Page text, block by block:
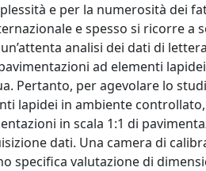
e per la numerosità dei
e spesso si ricorre
analisi dei dati di
ad elementi
Pertanto, per agevolare lo
lapidei in ambiente
in scala 1:1 di
dati. Una camera di
specifica valutazione di